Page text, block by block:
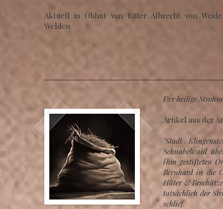
Aktuell in Obhut von Ritter Albrecht von
Welden
Der heilige
Artikel aus der
"Stadt
Schnabelwaid
ihm gestifteten
Bernhard in die
Hüter &
tatsächlich der
schlief.